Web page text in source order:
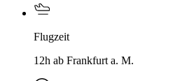
Flugzeit
12h ab Frankfurt a. M.